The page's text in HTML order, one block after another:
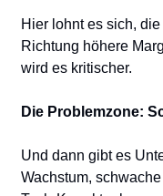
Hier lohnt es sich,
Richtung höhere
wird es kritischer.
Die Problemzone:
Und dann gibt es
Wachstum,